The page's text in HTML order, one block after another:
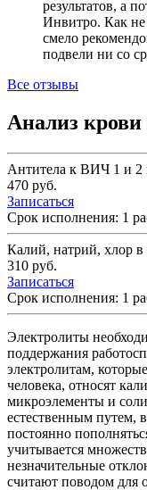
результатов, а
Инвитро. Как
смело
подвели ни со
Все отзывы
Анализ
Антитела к ВИЧ 1 и
470 руб.
Записаться
Срок исполнения: 1
Калий, натрий, хлор в
310 руб.
Записаться
Срок исполнения: 1
Электролиты
поддержания
электролитам,
человека, относят
микроэлементы и
естественным путем,
постоянно
учитывается
незначительные
считают поводом для